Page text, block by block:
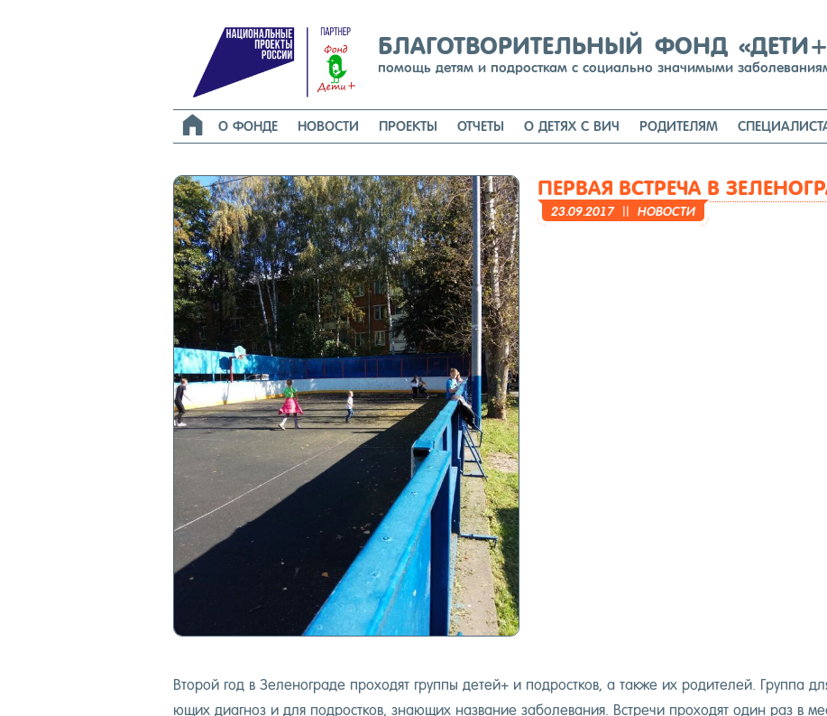
содержимому
БЛАГОТВОРИТЕЛЬНЫЙ ФОНД
помощь детям и подросткам с социально значимыми
 О ФОНДЕ НОВОСТИ ПРОЕКТЫ ОТЧЕТЫ О ДЕТЯХ С ВИЧ РОДИТЕЛЯМ
ПЕРВАЯ ВСТРЕЧА В
23.09.2017 НО­ВОС­ТИ
Вто­рой год в Зе­леног­ра­де про­ходят груп­пы де­тей+ и под­рос­тков, а так­же их ро­дите­лей. Груп­па
ющих ди­аг­ноз и для под­рос­тков, зна­ющих наз­ва­ние за­боле­вания. Встре­чи про­ходят один раз в